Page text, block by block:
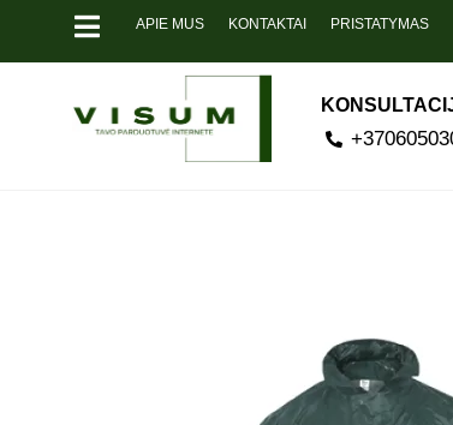
APIE MUS KONTAKTAI PRISTATYMAS